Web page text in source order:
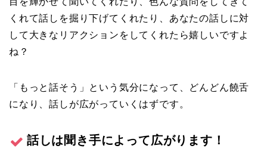
くれて話しを掘り下げてくれたり、あなたの話しに対
して大きなリアクションをしてくれたら嬉しいですよ
ね？
「もっと話そう」という気分になって、どんどん饒舌
になり、話しが広がっていくはずです。
話しは聞き手によって広がります！